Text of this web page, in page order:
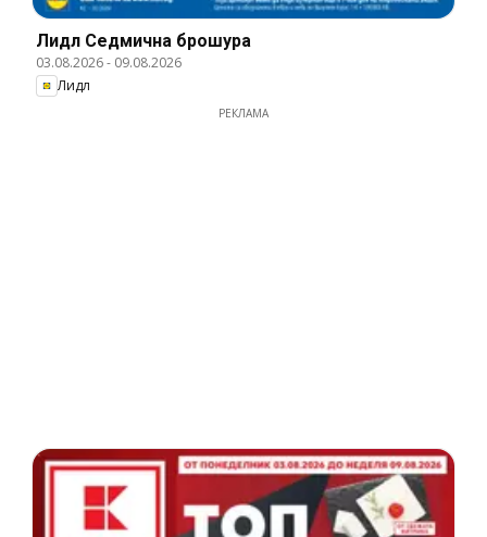
Лидл Cедмична брошура
03.08.2026- 09.08.2026
Лидл
РЕКЛАМА